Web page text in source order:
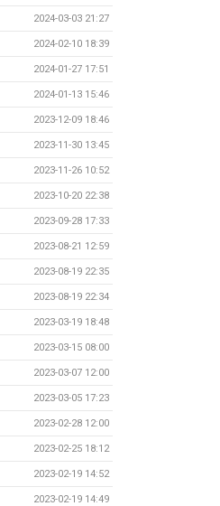
2024-03-03 21:27
2024-02-10 18:39
2024-01-27 17:51
2024-01-13 15:46
2023-12-09 18:46
2023-11-30 13:45
2023-11-26 10:52
2023-10-20 22:38
2023-09-28 17:33
2023-08-21 12:59
2023-08-19 22:35
2023-08-19 22:34
2023-03-19 18:48
2023-03-15 08:00
2023-03-07 12:00
2023-03-05 17:23
2023-02-28 12:00
2023-02-25 18:12
2023-02-19 14:52
2023-02-19 14:49